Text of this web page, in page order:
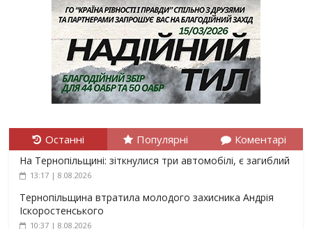
Останні Популярні Коментарі
На Тернопільщині: зіткнулися три автомобілі, є загиблий
13:17 | 8.08.2026
Тернопільщина втратила молодого захисника Андрія
Іскоростенського
10:37 | 8.08.2026